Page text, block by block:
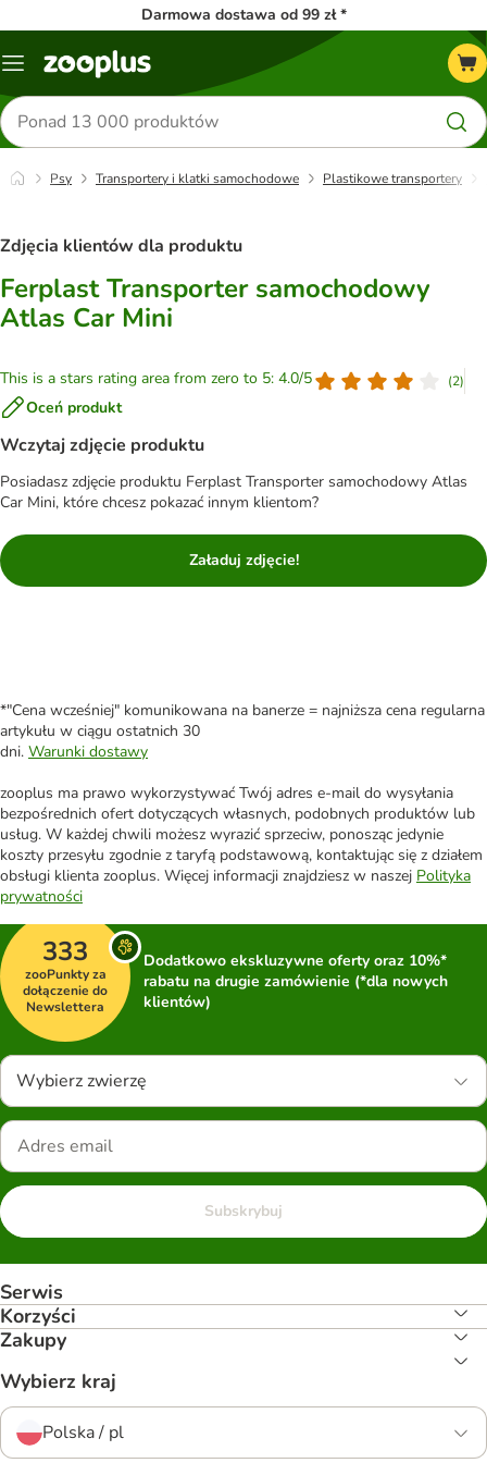
Darmowa dostawa od 99 zł *
Menu
Szukaj
produktów
Psy Transportery i klatki samochodowe Plastikowe transportery
Zdjęcia klientów dla produktu
Ferplast Transporter samochodowy
Atlas Car Mini
This is a stars rating area from zero to 5: 4.0/5 (2)
Oceń produkt
Wczytaj zdjęcie produktu
Posiadasz zdjęcie produktu Ferplast Transporter samochodowy Atlas
Car Mini, które chcesz pokazać innym klientom?
Załaduj zdjęcie!
*"Cena wcześniej" komunikowana na banerze = najniższa cena regularna
artykułu w ciągu ostatnich 30
dni. Warunki dostawy
zooplus ma prawo wykorzystywać Twój adres e-mail do wysyłania
bezpośrednich ofert dotyczących własnych, podobnych produktów lub
usług. W każdej chwili możesz wyrazić sprzeciw, ponosząc jedynie
koszty przesyłu zgodnie z taryfą podstawową, kontaktując się z działem
obsługi klienta zooplus. Więcej informacji znajdziesz w naszej Polityka
prywatności
333
zooPunkty za
dołączenie do
Newslettera
Dodatkowo ekskluzywne oferty oraz 10%*
rabatu na drugie zamówienie (*dla nowych
klientów)
Wybierz zwierzę
Subskrybuj
Serwis
Korzyści
Zakupy
Wybierz kraj
Polska / pl